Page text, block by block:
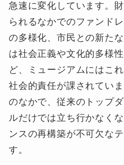
急速に変化しています。
られるなかでのファンド
の多様化、市民との新た
は社会正義や文化的多様
ど、ミュージアムにはこ
社会的責任が課されてい
のなかで、従来のトップ
ルだけでは立ち行かなく
ンスの再構築が不可欠な
す。